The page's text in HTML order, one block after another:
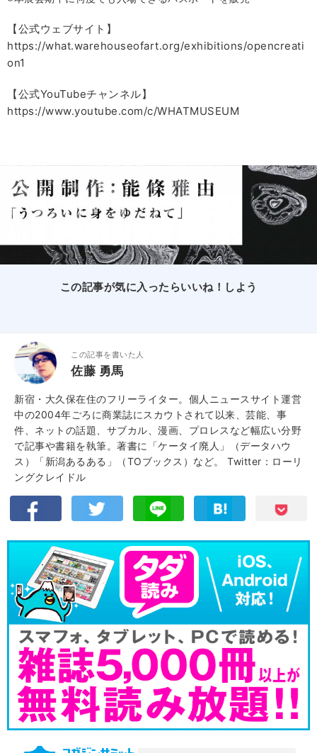
【公式ウェブサイト】
https://what.warehouseofart.org/exhibitions/opencreati
on1
【公式YouTubeチャンネル】
https://www.youtube.com/c/WHATMUSEUM
この記事が気に入ったらいいね！しよう
この記事を書いた人
佐藤 勇馬
新宿・大久保在住のフリーライター。個人ニュースサイト運営
中の2004年ごろに商業誌にスカウトされて以来、芸能、事
件、ネットの話題、サブカル、漫画、プロレスなど幅広い分野
で記事や書籍を執筆。著書に「ケータイ廃人」（データハウ
ス）「新潟あるある」（TOブックス）など。 Twitter：ローリ
ングクレイドル